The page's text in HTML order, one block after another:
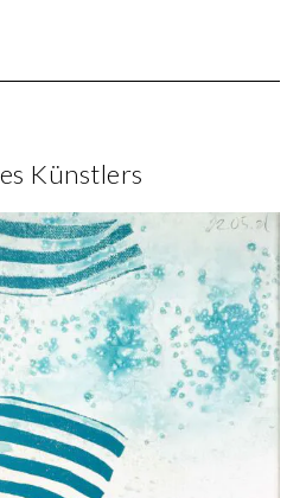
Künstlers